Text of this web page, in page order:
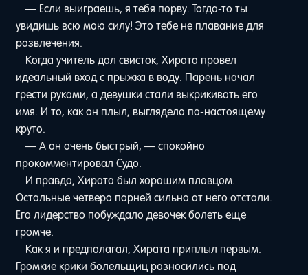
— Если выиграешь, я тебя порву. Тогда-то ты
увидишь всю мою силу! Это тебе не плавание для
развлечения.
Когда учитель дал свисток, Хирата провел
идеальный вход с прыжка в воду. Парень начал
грести руками, а девушки стали выкрикивать его
имя. И то, как он плыл, выглядело по-настоящему
круто.
— А он очень быстрый, — спокойно
прокомментировал Судо.
И правда, Хирата был хорошим пловцом.
Остальные четверо парней сильно от него отстали.
Его лидерство побуждало девочек болеть еще
громче.
Как я и предполагал, Хирата приплыл первым.
Громкие крики болельщиц разносились под